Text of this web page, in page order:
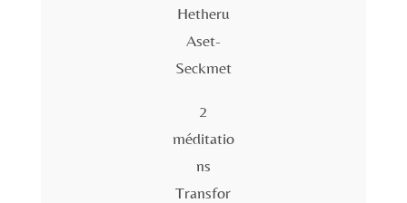
Hetheru
Aset-
Seckmet
2
méditatio
ns
Transfor